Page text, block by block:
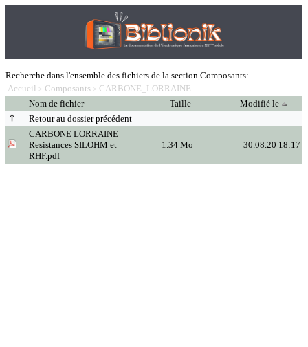
Recherche dans l'ensemble des fichiers de la section Composants:
Accueil > Composants > CARBONE_LORRAINE
Nom de fichier
Taille
Modifié le
Retour au dossier précédent
CARBONE LORRAINE
Resistances SILOHM et
RHF.pdf
1.34 Mo 30.08.20 18:17